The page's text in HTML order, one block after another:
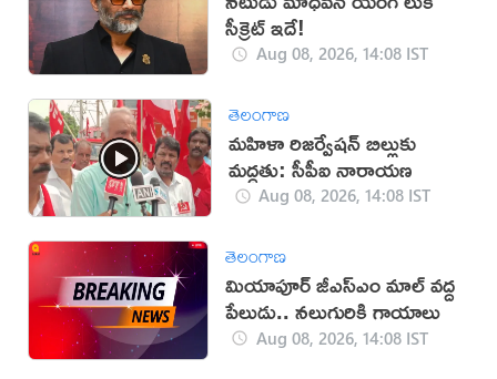
సీక్రెట్ ఇదే!
Aug 08, 2026, 14:08 IST
తెలంగాణ
మహిళా రిజర్వేషన్ బిల్లుకు
మద్దతు: సీపీఐ నారాయణ
Aug 08, 2026, 14:08 IST
తెలంగాణ
మియాపూర్‌ జీఎస్‌ఎం మాల్‌ వద్ద
పేలుడు.. నలుగురికి గాయాలు
Aug 08, 2026, 14:08 IST